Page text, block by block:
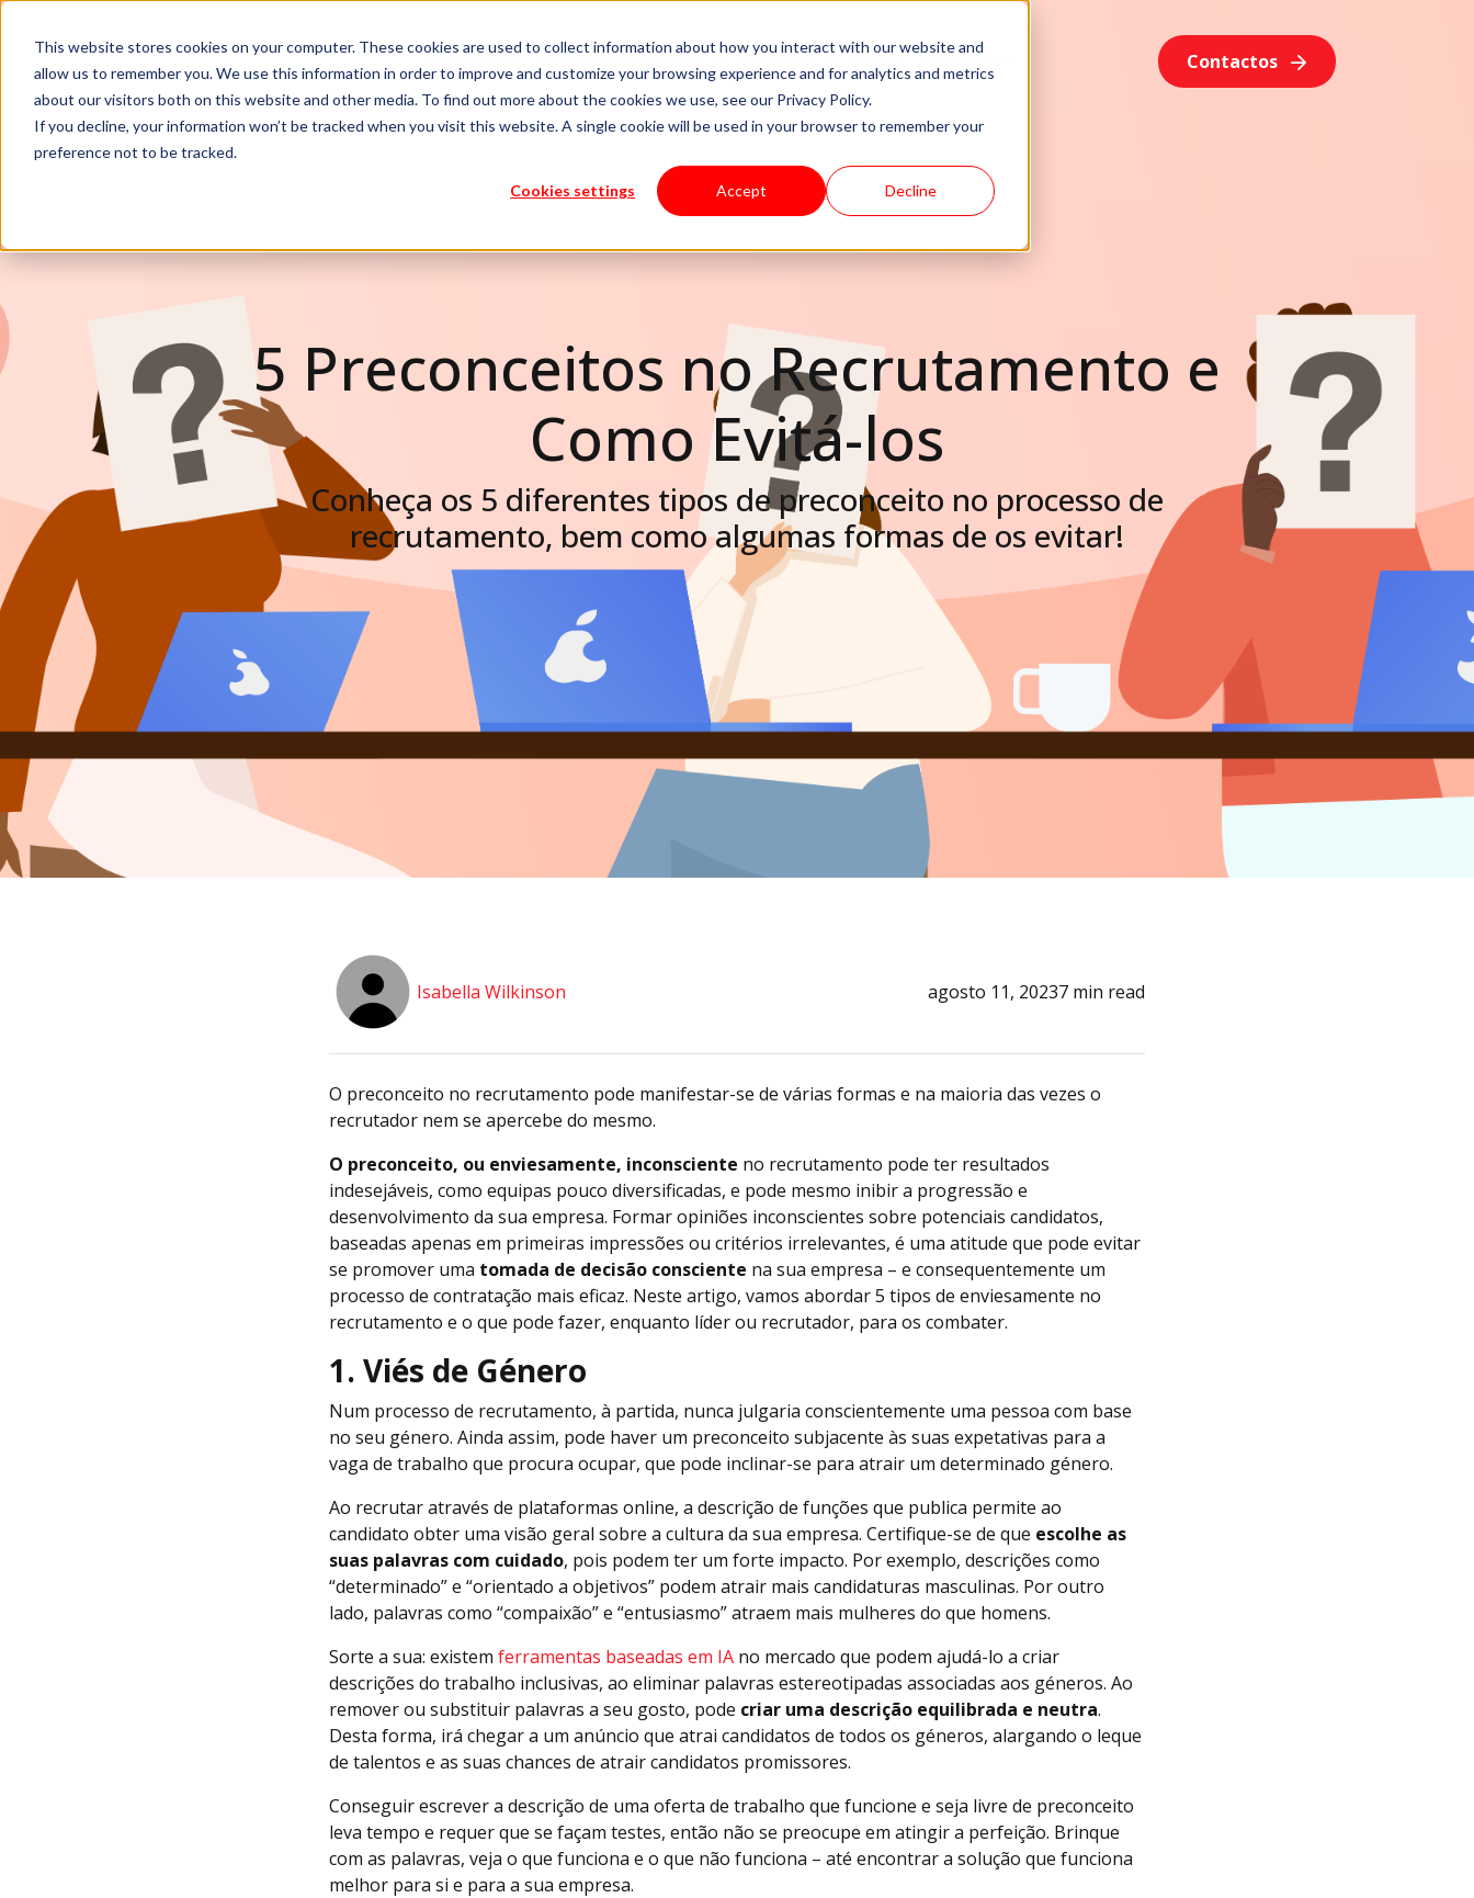
This website stores cookies on your computer. These cookies are used to collect information about how you interact with our website and
allow us to remember you. We use this information in order to improve and customize your browsing experience and for analytics and metrics
about our visitors both on this website and other media. To find out more about the cookies we use, see our Privacy Policy.
If you decline, your information won’t be tracked when you visit this website. A single cookie will be used in your browser to remember your
preference not to be tracked.
Cookies settings Accept Decline
Carreiras Contactos
5 Preconceitos no Recrutamento e
Como Evitá-los
Conheça os 5 diferentes tipos de preconceito no processo de
recrutamento, bem como algumas formas de os evitar!
Isabella Wilkinson agosto 11, 20237 min read
O preconceito no recrutamento pode manifestar-se de várias formas e na maioria das vezes o
recrutador nem se apercebe do mesmo.
O preconceito, ou enviesamente, inconsciente no recrutamento pode ter resultados
indesejáveis, como equipas pouco diversificadas, e pode mesmo inibir a progressão e
desenvolvimento da sua empresa. Formar opiniões inconscientes sobre potenciais candidatos,
baseadas apenas em primeiras impressões ou critérios irrelevantes, é uma atitude que pode evitar
se promover uma tomada de decisão consciente na sua empresa – e consequentemente um
processo de contratação mais eficaz. Neste artigo, vamos abordar 5 tipos de enviesamente no
recrutamento e o que pode fazer, enquanto líder ou recrutador, para os combater.
1. Viés de Género
Num processo de recrutamento, à partida, nunca julgaria conscientemente uma pessoa com base
no seu género. Ainda assim, pode haver um preconceito subjacente às suas expetativas para a
vaga de trabalho que procura ocupar, que pode inclinar-se para atrair um determinado género.
Ao recrutar através de plataformas online, a descrição de funções que publica permite ao
candidato obter uma visão geral sobre a cultura da sua empresa. Certifique-se de que escolhe as
suas palavras com cuidado, pois podem ter um forte impacto. Por exemplo, descrições como
“determinado” e “orientado a objetivos” podem atrair mais candidaturas masculinas. Por outro
lado, palavras como “compaixão” e “entusiasmo” atraem mais mulheres do que homens.
Sorte a sua: existem ferramentas baseadas em IA no mercado que podem ajudá-lo a criar
descrições do trabalho inclusivas, ao eliminar palavras estereotipadas associadas aos géneros. Ao
remover ou substituir palavras a seu gosto, pode criar uma descrição equilibrada e neutra.
Desta forma, irá chegar a um anúncio que atrai candidatos de todos os géneros, alargando o leque
de talentos e as suas chances de atrair candidatos promissores.
Conseguir escrever a descrição de uma oferta de trabalho que funcione e seja livre de preconceito
leva tempo e requer que se façam testes, então não se preocupe em atingir a perfeição. Brinque
com as palavras, veja o que funciona e o que não funciona – até encontrar a solução que funciona
melhor para si e para a sua empresa.